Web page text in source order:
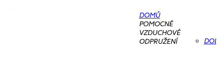
DOMŮ
POMOCNÉ
VZDUCHOVÉ
ODPRUŽENÍ